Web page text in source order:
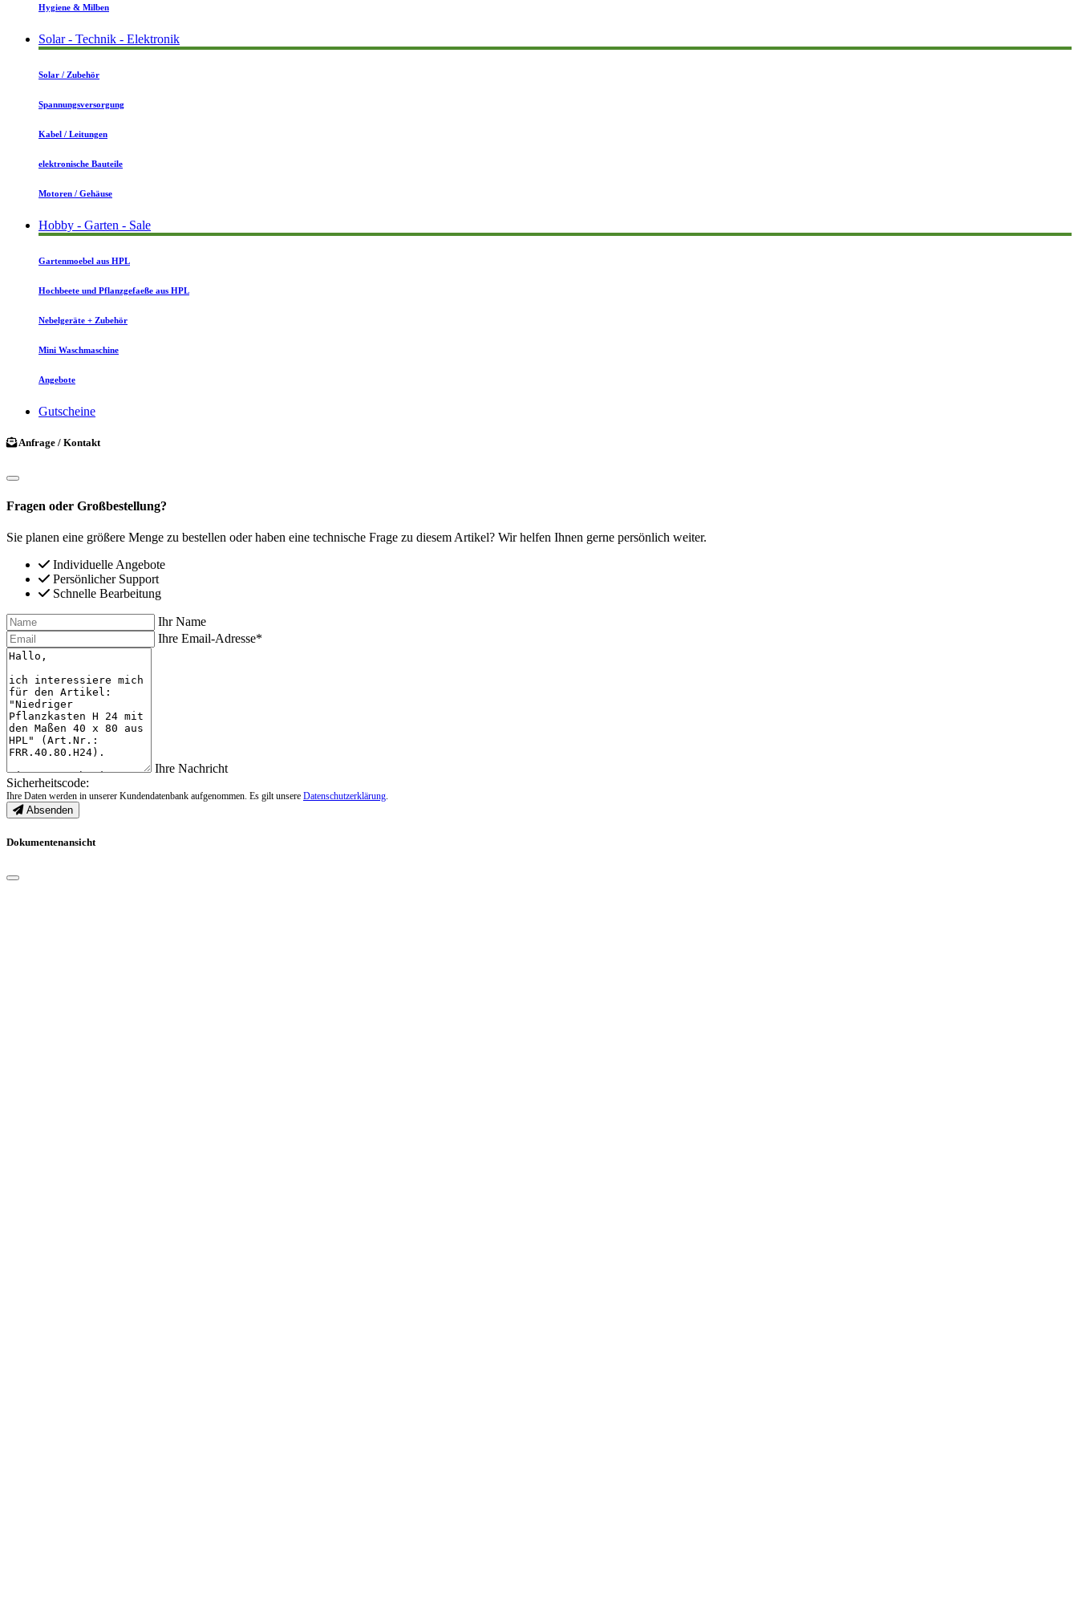
Hygiene & Milben
Solar - Technik - Elektronik
Solar / Zubehör
Spannungsversorgung
Kabel / Leitungen
elektronische Bauteile
Motoren / Gehäuse
Hobby - Garten - Sale
Gartenmoebel aus HPL
Hochbeete und Pflanzgefaeße aus HPL
Nebelgeräte + Zubehör
Mini Waschmaschine
Angebote
Gutscheine
Anfrage / Kontakt
Fragen oder Großbestellung?
Sie planen eine größere Menge zu bestellen oder haben eine technische Frage zu diesem Artikel? Wir helfen Ihnen gerne persönlich weiter.
Individuelle Angebote
Persönlicher Support
Schnelle Bearbeitung
Ihr Name
Ihre Email-Adresse*
Ihre Nachricht
Sicherheitscode:
Ihre Daten werden in unserer Kundendatenbank aufgenommen. Es gilt unsere Datenschutzerklärung.
Absenden
Dokumentenansicht